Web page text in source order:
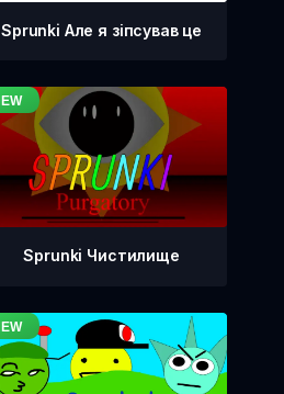
Sprunki Але я зіпсував це
Sprunki Чистилище